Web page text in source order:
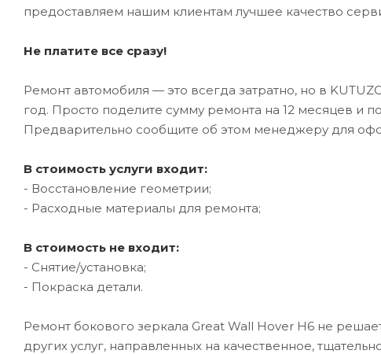
предоставляем нашим клиентам лучшее качество
Не платите все сразу!
Ремонт автомобиля — это всегда затратно, но в
год. Просто поделите сумму ремонта на 12 месяцев и
Предварительно сообщите об этом менеджеру для
В стоимость услуги входит:
- Восстановление геометрии;
- Расходные материалы для ремонта;
В стоимость не входит:
- Снятие/установка;
- Покраска детали.
Ремонт бокового зеркала Great Wall Hover H6 не
других услуг, направленных на качественное,